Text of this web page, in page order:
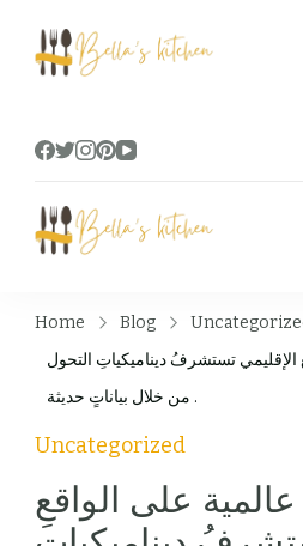
Food
Home Blog
تستشرفُ ديناميكياتِ التحول
من خلال بياناتٍ حديثة .
Uncategorized
على الواقعِ